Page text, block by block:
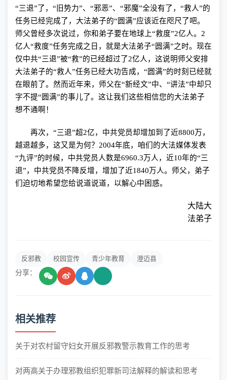
“三退”了，“旧势力”、“邪恶”、“邪魔”全没有了，“救人”的
任务已经完成了，大法弟子的“圆满”应该近在咫尺了吧。
师父曾经多次说过，你和弟子要在地球上“救度”2亿人。 2
亿人“救度”任务完成之日，就是大法弟子“圆满”之时。现在
仅中共“三退”被“救”的已经超过了2亿人，这说明师父安排
大法弟子的“救人”任务已经大功告成，“圆满”的时刻已经就
在眼前了。然而近年来，师父在“新经文”中、“讲法”中却只
字不提“圆满”的事儿了。这让我们这些相信您的大法弟子
想不通啊！
再次，“三退”超2亿，中共党员却增加到了近8800 万，
越退越多，这又是为何？ 2004年底，咱们的大法媒体发表
“九评”的时候，中共党员人数是6960.3 万人，近10年的“三
退”，中共党员不降反增，增加了近1840 万人。师父，弟子
们迫切地希望您给说道说道，以解心中困惑。
大陆大
法弟子
反邪教 校园宣传 青少年教育 澄迈县
分享：
相关推荐
关于对农村留守妇女开展反邪教警示教育工作的思考
对两高关于办理邪教组织犯罪新司法解释的解读和思考